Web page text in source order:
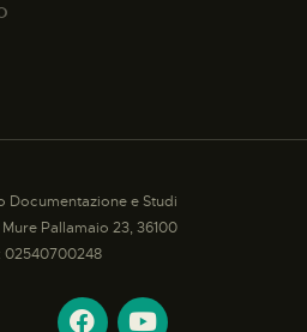
Documentazione e Studi
Pallamaio 23, 36100
02540700248